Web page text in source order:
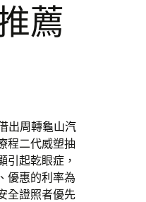
薦
出周轉龜山汽
程二代威塑抽
引起乾眼症，
優惠的利率為
全證照者優先